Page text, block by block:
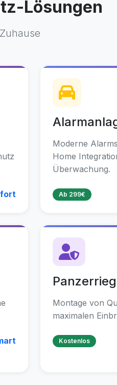
Lösungen
Moderne
Home
Überwachung.
Ab 299€
Montage von
maximalen
Kostenlos